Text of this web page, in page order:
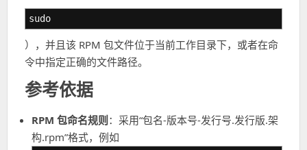
sudo
），并且该 RPM 包文件位于当前工作目录下，或者在命
令中指定正确的文件路径。
参考依据
RPM 包命名规则：采用“包名-版本号-发行号.发行版.架
构.rpm”格式，例如